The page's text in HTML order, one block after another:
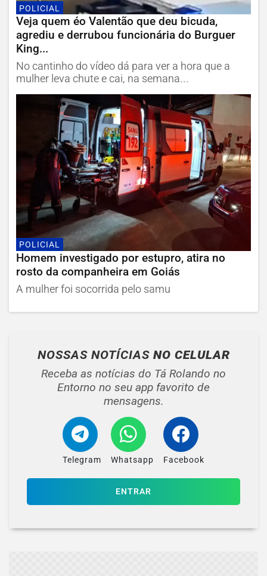
POLICIAL
Veja quem éo Valentão que deu bicuda,
agrediu e derrubou funcionária do Burguer
King...
No cantinho do vídeo dá para ver a hora que a
mulher leva chute e cai, na semana...
POLICIAL
Homem investigado por estupro, atira no
rosto da companheira em Goiás
A mulher foi socorrida pelo samu
NOSSAS NOTÍCIAS NO CELULAR
Receba as notícias do Tá Rolando no
Entorno no seu app favorito de
mensagens.
Telegram Whatsapp Facebook
ENTRAR